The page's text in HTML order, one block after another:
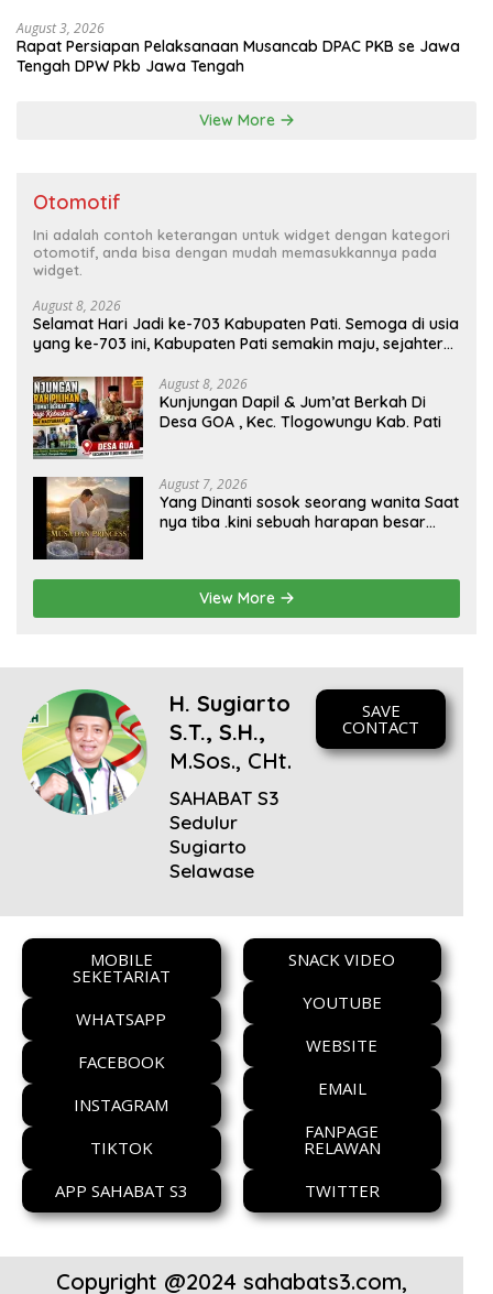
August 3, 2026
Rapat Persiapan Pelaksanaan Musancab DPAC PKB se Jawa
Tengah DPW Pkb Jawa Tengah
View More
Otomotif
Ini adalah contoh keterangan untuk widget dengan kategori
otomotif, anda bisa dengan mudah memasukkannya pada
widget.
August 8, 2026
Selamat Hari Jadi ke-703 Kabupaten Pati. Semoga di usia
yang ke-703 ini, Kabupaten Pati semakin maju, sejahtera,
kesejahteraan bagi seluruh masyarakatnya. Semoga
sinergi dan kolaborasi yang telah terjalin semakin kuat
demi mewujudkan pembangunan yang berkelanjutan.
Dirgahayu Kabupaten Pati ke-703. Salam sedulur Pati
Selawase. Facebook
August 8, 2026
Kunjungan Dapil & Jum’at Berkah Di
Desa GOA , Kec. Tlogowungu Kab. Pati
August 7, 2026
Yang Dinanti sosok seorang wanita Saat
nya tiba .kini sebuah harapan besar
buah hati yang berjudul Musa & Princes.
View More
H. Sugiarto
S.T., S.H.,
M.Sos., CHt.
SAHABAT S3
Sedulur
Sugiarto
Selawase
SAVE
CONTACT
MOBILE
SEKETARIAT
WHATSAPP
FACEBOOK
INSTAGRAM
TIKTOK
APP SAHABAT S3
SNACK VIDEO
YOUTUBE
WEBSITE
EMAIL
FANPAGE
RELAWAN
TWITTER
Copyright @2024 sahabats3.com,